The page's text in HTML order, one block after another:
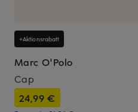
+Aktionsrabatt
Marc O'Polo
Cap
24,99 €